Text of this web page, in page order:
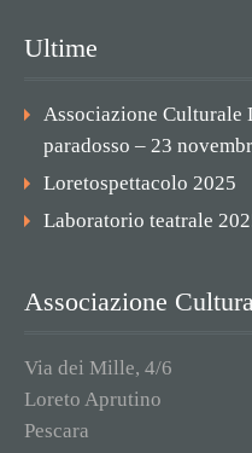
Ultime
Associazione Culturale
paradosso – 23
Loretospettacolo 2025
Laboratorio teatrale
Associazione
Via dei Mille, 4/6
Loreto Aprutino
Pescara